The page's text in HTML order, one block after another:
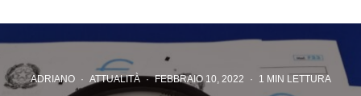
ADRIANO · ATTUALITÀ · FEBBRAIO 10, 2022 · 1 MIN LETTURA